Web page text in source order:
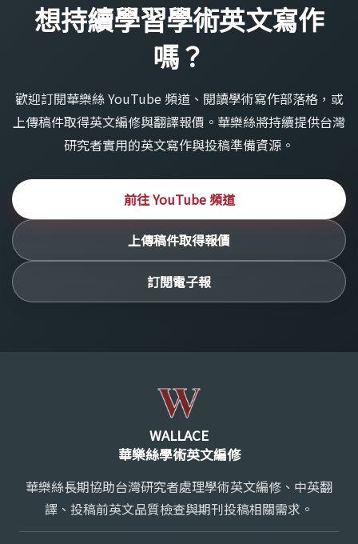
想持續學習學術英文寫作
嗎？
歡迎訂閱華樂絲 YouTube 頻道、閱讀學術寫作部落格，或
上傳稿件取得英文編修與翻譯報價。華樂絲將持續提供台灣
研究者實用的英文寫作與投稿準備資源。
前往 YouTube 頻道
上傳稿件取得報價
訂閱電子報
WALLACE
華樂絲學術英文編修
華樂絲長期協助台灣研究者處理學術英文編修、中英翻
譯、投稿前英文品質檢查與期刊投稿相關需求。